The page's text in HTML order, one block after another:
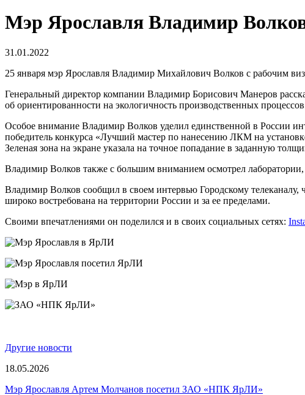
Мэр Ярославля Владимир
31.01.2022
25 января мэр Ярославля Владимир Михайлович Волков с рабочим
Генеральный директор компании Владимир Борисович Манеров
об ориентированности на экологичность производственных
Особое внимание Владимир Волков уделил единственной в России
победитель конкурса «Лучший мастер по нанесению ЛКМ на
Зеленая зона на экране указала на точное попадание в заданную
Владимир Волков также с большим вниманием осмотрел лаборатории,
Владимир Волков сообщил в своем интервью Городскому
широко востребована на территории России и за ее пределами.
Своими впечатлениями он поделился и в своих социальных сетях:
Другие новости
18.05.2026
Мэр Ярославля Артем Молчанов посетил ЗАО «НПК ЯрЛИ»